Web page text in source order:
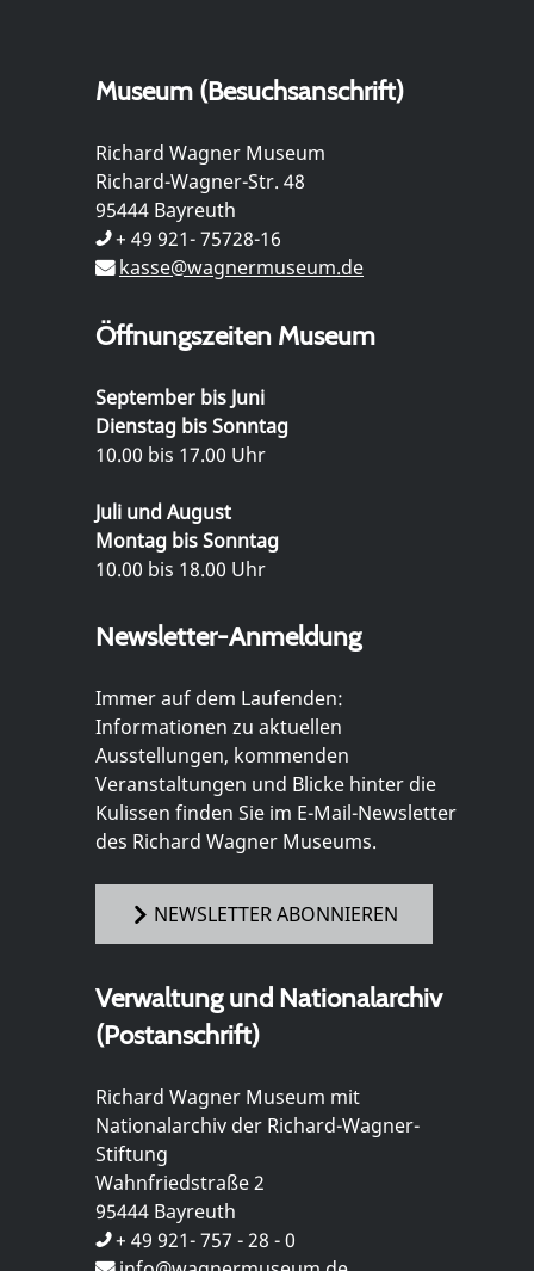
Museum (Besuchsanschrift)
Richard Wagner Museum
Richard-Wagner-Str. 48
95444 Bayreuth
+ 49 921- 75728-16
kasse@wagnermuseum.de
Öffnungszeiten Museum
September bis Juni
Dienstag bis Sonntag
10.00 bis 17.00 Uhr
Juli und August
Montag bis Sonntag
10.00 bis 18.00 Uhr
Newsletter-Anmeldung
Immer auf dem Laufenden:
Informationen zu aktuellen
Ausstellungen, kommenden
Veranstaltungen und Blicke hinter die
Kulissen finden Sie im E-Mail-Newsletter
des Richard Wagner Museums.
NEWSLETTER ABONNIEREN
Verwaltung und Nationalarchiv
(Postanschrift)
Richard Wagner Museum mit
Nationalarchiv der Richard-Wagner-
Stiftung
Wahnfriedstraße 2
95444 Bayreuth
+ 49 921- 757 - 28 - 0